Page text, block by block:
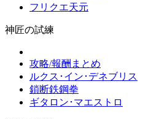
フリクエ天元
神匠の試練
攻略/報酬まとめ
ルクス･イン･デネブリス
鎖断鉄鋼拳
ギタロン･マエストロ